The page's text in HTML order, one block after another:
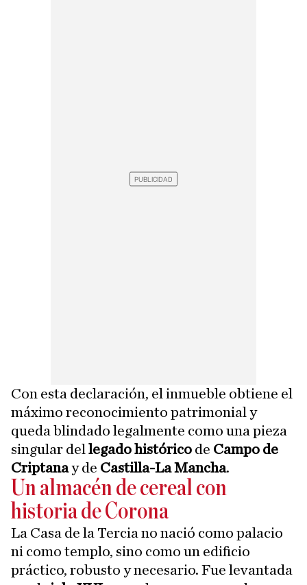
Con esta declaración, el inmueble obtiene el
máximo reconocimiento patrimonial y
queda blindado legalmente como una pieza
singular del legado histórico de Campo de
Criptanay de Castilla-La Mancha.
Un almacén de cereal con
historia de Corona
La Casa de la Tercia no nació como palacio
ni como templo, sino como un edificio
práctico, robusto y necesario. Fue levantada